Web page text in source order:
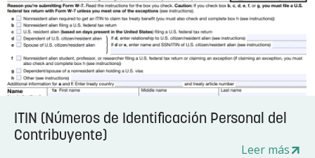
ITIN (Números de Identificación Personal del
Contribuyente)
Leer más